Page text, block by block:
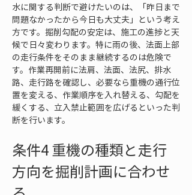
水に関する判断で避けたいのは、「昨日まで
問題なかったから今日も大丈夫」という考え
方です。掘削勾配の安定は、施工の進捗と天
候で日々変わります。特に雨の後、法面上部
の走行条件をそのまま継続するのは危険で
す。作業再開前に法肩、法面、法尻、排水
路、走行路を確認し、必要なら重機の通行位
置を変える、作業順序を入れ替える、勾配を
緩くする、立入禁止範囲を広げるといった判
断を行います。
条件4 重機の種類と走行
方向を掘削計画に合わせ